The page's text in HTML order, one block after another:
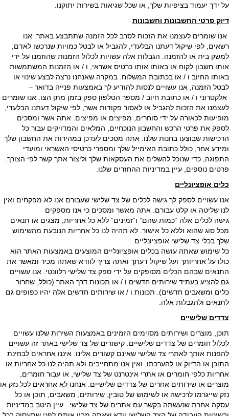
על ידך יעמוד בציפיות שלך, או שכל שגיאות בשירות יתוקנו.
דיוק פרטי החשבונות וחשבונות
אנו שומרים לעצמנו את הזכות לסרב לכל הזמנה שתתבצע באתר. אנו
רשאים, לפי שיקול דעתנו הבלעדי, להגביל או לבטל כמויות שנרכשו לאדם,
למשק בית או להזמנה. הגבלות אלה עשויות לכלול הזמנות שהוזמנו על ידי
אותו חשבון לקוח או באותו אותו כרטיס אשראי, ו / או הזמנות המשתמשות
באותו החיוב ו / או בכתובת המשלוח. במקרה שאנחנו נרצה לבצע שינוי או
לבטל הזמנה, אנו עשויים לנסות להודיע לך באמצעות פנייה בדואר –
אלקטרוני ו / או כתובת חיוב / מספר הטלפון ספק בזמן מתן הצו. אנו שומרים
לעצמנו את הזכות להגביל או לאסור פקודות אשר, לפי שיקול דעתנו הבלעדי,
מופיעות לכאורה על ידי סוחרים, מפיצים או מפיצים. אתה אשר ומסכים
לספק את פרטי הרכש והחשבון הנוכחיים, המלאים והמדויקים עבור כל
הרכישות שבוצעו בחנות שלנו. אתה מסכים לעדכן במהירות את החשבון שלך
ומידע אחר, כולל כתובת האימייל שלך ומספרי כרטיסי האשראי ומועדי
התפוגה, כדי שנוכל להשלים את העסקאות שלך וליצור אתך קשר לפי הצורך.
פרטים נוספים, עיין במדיניות ההחזרים שלנו.
כלים אופציונליים
אנו עשויים לספק לך גישה לכלים של צד שלישי שעבורם אנו לא מפקחים ואין
לנו שליטה או קלט עבורם. אתה מאשר ומסכים כי אנו מספקים
גישה לכלים אלה “כמות שהם” ו”זמינים” ללא כל אחריות, מצגים או תנאים
מכל סוג שהוא וללא כל אישור. לא תהיה לנו כל אחריות הנובעת מהשימוש
שלך בכלי צד שלישי אופציונליים.
כל שימוש שאתה עושה בכלים אופציונליים המוצעים באמצעות האתר הוא
כולו על אחריותך ועל שיקול דעתך ואתה צריך לוודא שאתה מכיר ומאשר את
התנאים שבהם הכלים מסופקים על ידי ספק צד שלישי רלוונטי. אנו עשויים
גם להציע בעתיד שירותים חדשים ו / או תכונות דרך האתר (כולל, שחרור
כלים ומשאבים חדשים). תכונות ו / או שירותים חדשים אלה יהיו כפופים גם
לתנאים ולהגבלות אלה.
צדדים שלישיים
תוכן, מוצרים ושירותים מסוימים הזמינים באמצעות השירות שלנו עשויים
לכלול חומרים של צדדים שלישיים. קישורים של צד שלישי באתר זה עשויים
להפנות אותך לאתרי צד שלישי שאינם קשורים אלינו. איננו אחראים לבחינת
התוכן או הדיוק או להערכתו, ואין אנו מתחייבים ולא תהיה לנו כל אחריות או
אחריות כלפי חומרים או אתרי אינטרנט של צד שלישי, או עבור חומרים,
מוצרים או שירותים אחרים של צדדים שלישיים. אנחנו לא אחראים לכל נזק או
נזק שייגרמו לרכישה או לשימוש של טובין, שירותים, משאבים, תוכן או כל
עסקה אחרת שנעשתה בקשר עם אתרים של צד שלישי . עיין היטב במדיניות